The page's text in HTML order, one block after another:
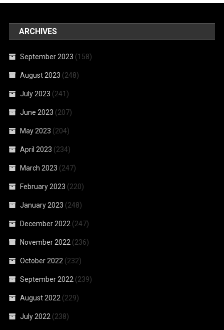
ARCHIVES
September 2023 (158)
August 2023 (248)
July 2023 (241)
June 2023 (207)
May 2023 (204)
April 2023 (234)
March 2023 (247)
February 2023 (220)
January 2023 (248)
December 2022 (247)
November 2022 (236)
October 2022 (232)
September 2022 (239)
August 2022 (229)
July 2022 (238)